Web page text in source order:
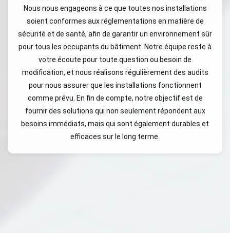
Nous nous engageons à ce que toutes nos installations
soient conformes aux réglementations en matière de
sécurité et de santé, afin de garantir un environnement sûr
pour tous les occupants du bâtiment. Notre équipe reste à
votre écoute pour toute question ou besoin de
modification, et nous réalisons régulièrement des audits
pour nous assurer que les installations fonctionnent
comme prévu. En fin de compte, notre objectif est de
fournir des solutions qui non seulement répondent aux
besoins immédiats, mais qui sont également durables et
efficaces sur le long terme.